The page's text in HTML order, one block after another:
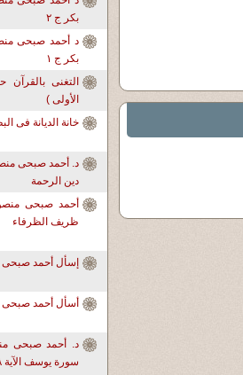
بكر ج ٢
د أحمد صبحى
بكر ج ١
التغنى
الأولى )
خانة الديانة فى
دين الرحمة
أحمد صبحى
ظريف الظرفاء
إسأل أحمد صبحى
أسأل أحمد صبحى
سورة يوسف الآية ١٠٨